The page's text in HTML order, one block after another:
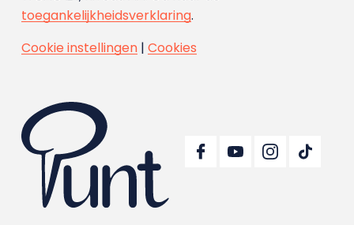
toegankelijkheidsverklaring.
Cookie instellingen| Cookies